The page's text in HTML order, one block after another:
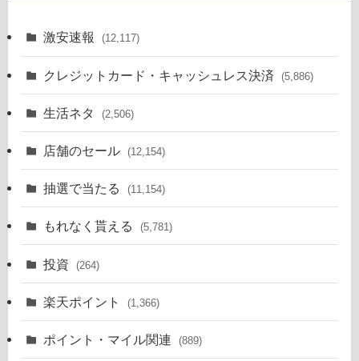
激安速報 (12,117)
クレジットカード・キャッシュレス決済 (5,886)
生活ネタ (2,506)
店舗のセール (12,154)
抽選で当たる (11,154)
もれなく貰える (5,781)
投資 (264)
楽天ポイント (1,366)
ポイント・マイル関連 (889)